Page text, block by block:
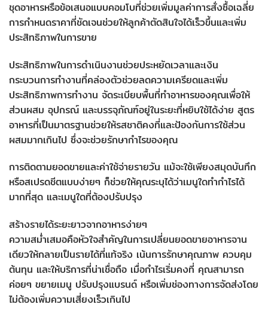
ชุดอาหารหรือข้อเสนอแบบคอมโบที่ช่วยเพิ่มมูลค่าการสั่งซื้อเฉลี่ย
การกำหนดราคาที่ชัดเจนช่วยให้ลูกค้าตัดสินใจได้เร็วขึ้นและเพิ่ม
ประสิทธิภาพในการขาย
ประสิทธิภาพในการดำเนินงานช่วยประหยัดเวลาและเงิน
กระบวนการทำงานที่คล่องตัวช่วยลดความเครียดและเพิ่ม
ประสิทธิภาพการทำงาน จัดระเบียบพื้นที่ทำอาหารของคุณเพื่อให้
ส่วนผสม อุปกรณ์ และบรรจุภัณฑ์อยู่ในระยะที่หยิบใช้ได้ง่าย สูตร
อาหารที่เป็นมาตรฐานช่วยให้รสชาติคงที่และป้องกันการใช้ส่วน
ผสมมากเกินไป ซึ่งจะช่วยรักษากำไรของคุณ
การติดตามยอดขายและค่าใช้จ่ายรายวัน แม้จะใช้เพียงสมุดบันทึก
หรือสเปรดชีตแบบง่ายๆ ก็ช่วยให้คุณระบุได้ว่าเมนูใดทำกำไรได้
มากที่สุด และเมนูใดที่ต้องปรับปรุง
สร้างรายได้ระยะยาวจากอาหารง่ายๆ
ความสม่ำเสมอคือหัวใจสำคัญในการเปลี่ยนยอดขายอาหารจาน
เดียวให้กลายเป็นรายได้ที่แท้จริง เน้นการรักษาคุณภาพ ควบคุม
ต้นทุน และให้บริการที่น่าเชื่อถือ เมื่อกำไรเริ่มคงที่ คุณสามารถ
ค่อยๆ ขยายเมนู ปรับปรุงแบรนด์ หรือเพิ่มช่องทางการจัดส่งโดย
ไม่ต้องเพิ่มความเสี่ยงเร็วเกินไป